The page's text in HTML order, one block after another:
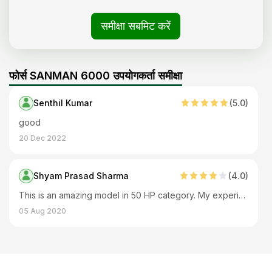
समीक्षा सबमिट करें
फोर्स SANMAN 6000 उपयोगकर्ता समीक्षा
Senthil Kumar (5.0)
good
20 Dec 2022
Shyam Prasad Sharma (4.0)
This is an amazing model in 50 HP category. My experience with this tractor has been great. It offers you great comfort, efficiency and powerful performance.
05 Aug 2020